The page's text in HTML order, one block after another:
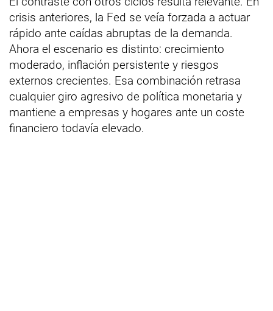
crisis anteriores, la Fed se veía forzada a actuar
rápido ante caídas abruptas de la demanda.
Ahora el escenario es distinto: crecimiento
moderado, inflación persistente y riesgos
externos crecientes. Esa combinación retrasa
cualquier giro agresivo de política monetaria y
mantiene a empresas y hogares ante un coste
financiero todavía elevado.